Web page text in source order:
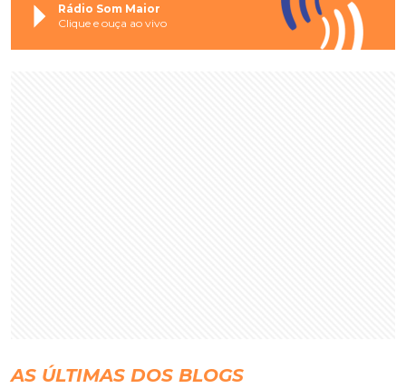
Rádio Som Maior
Clique e ouça ao vivo
AS ÚLTIMAS DOS BLOGS